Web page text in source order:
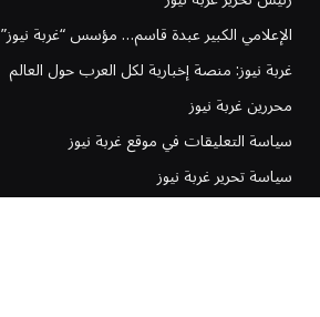
الإعلامي الكبير عبدة قاسم… مؤسس “غربة نيوز”
غربة نيوز: منصة إخبارية لكل العرب حول العالم
محررين غربة نيوز
سياسة التعليقات في موقع غربة نيوز
سياسة تحرير غربة نيوز